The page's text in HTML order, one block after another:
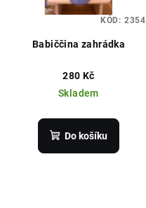
Babiččina zahrádka
280 Kč
Skladem
Do košíku
KÓD: 2354